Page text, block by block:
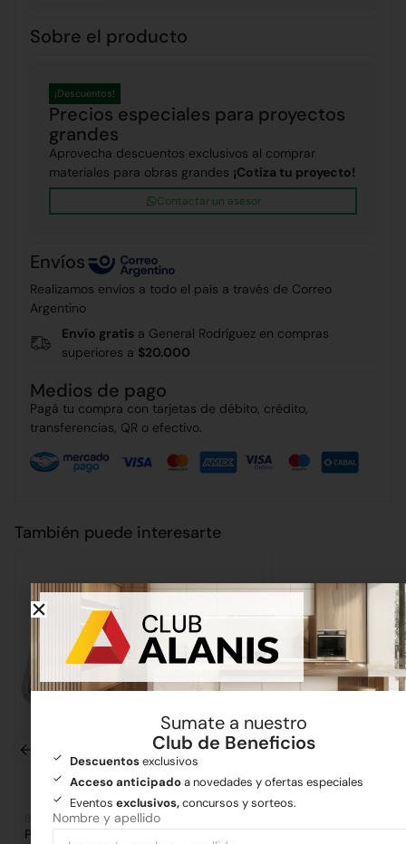
Sobre el producto
Precios especiales para proyectos
grandes
¡Descuentos!
Aprovecha descuentos exclusivos al comprar
materiales para obras grandes ¡Cotiza tu proyecto!
Contactar un asesor
Envíos
Realizamos envíos a todo el país a través de Correo
Argentino
Envío gratis a General Rodríguez en compras
superiores a $20.000
Medios de pago
Pagá tu compra con tarjetas de débito, crédito,
transferencias, QR o efectivo.
También puede interesarte
Bachas
Pileta Doble Bajo Mesada 306 Pileta Simple Bajo
Sumate a nuestro
Club de Beneficios
Descuentosexclusivos
Acceso anticipadoa novedades y ofertas especiales
Eventos exclusivos,concursos y sorteos.
Nombre y apellido